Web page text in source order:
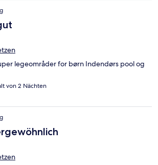
legeområder for børn Indendørs pool og
von 2 Nächten